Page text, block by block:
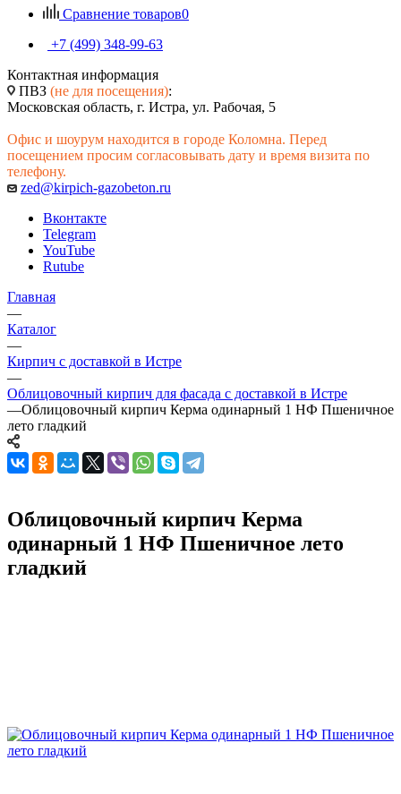
Сравнение товаров0
+7 (499) 348-99-63
Контактная информация
ПВЗ (не для посещения):
Московская область, г. Истра, ул. Рабочая, 5
Офис и шоурум находится в городе Коломна. Перед
посещением просим согласовывать дату и время визита по
телефону.
zed@kirpich-gazobeton.ru
Вконтакте
Telegram
YouTube
Rutube
Главная
—
Каталог
—
Кирпич с доставкой в Истре
—
Облицовочный кирпич для фасада с доставкой в Истре
—Облицовочный кирпич Керма одинарный 1 НФ Пшеничное
лето гладкий
Облицовочный кирпич Керма
одинарный 1 НФ Пшеничное лето
гладкий